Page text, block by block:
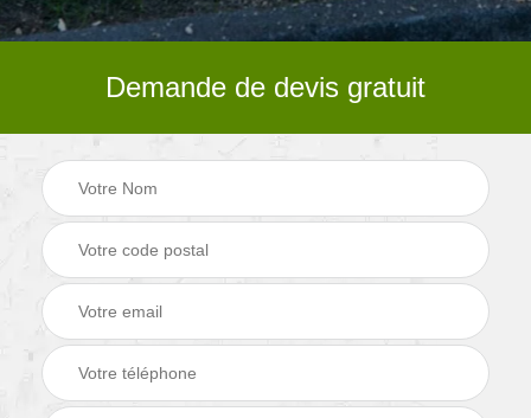
Demande de devis gratuit